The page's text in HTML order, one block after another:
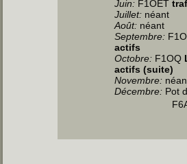
Juin: F1OET
Juillet: néant
Août: néant
Septembre:
actifs
Octobre: F1OQ
actifs (suite)
Novembre:
Décembre: Pot